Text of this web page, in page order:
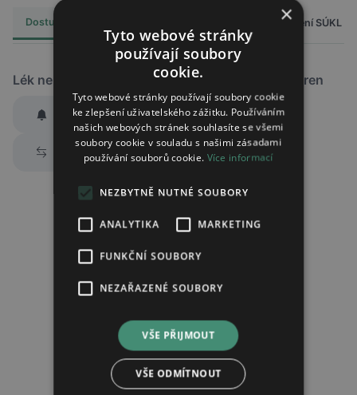
Dostupnost Hlášení SÚKL
Lék není dostupný v žádné ze sledovaných lékáren
Hlídat dostupnost
Zaslat jednorázově emailem informaci o naskladnění
Praha
10mg
Chci dostávatslevové nabídky a novinky
Prozkoumat alternativy
×
Tyto webové stránky
používají soubory
cookie.
Tyto webové stránky používají soubory cookie
ke zlepšení uživatelského zážitku. Používáním
našich webových stránek souhlasíte se všemi
soubory cookie v souladu s našimi zásadami
používání souborů cookie. Více informací
NEZBYTNĚ NUTNÉ SOUBORY
ANALYTIKA MARKETING
FUNKČNÍ SOUBORY
NEZAŘAZENÉ SOUBORY
VŠE PŘIJMOUT
VŠE ODMÍTNOUT